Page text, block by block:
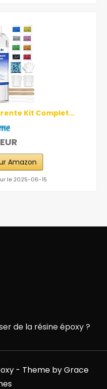
Kit Complet...
Amazon
le 2025-06-15
de la résine époxy ?
- Theme by Grace